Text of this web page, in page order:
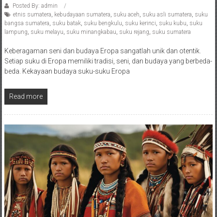
Posted By: admin
etnis sumatera, kebudayaan sumatera, suku aceh, suku asli sumatera, suku
bangsa sumatera, suku batak, suku bengkulu, suku kerinci, suku kubu, suku
lampung, suku melayu, suku minangkabau, suku rejang, suku sumatera
Keberagaman seni dan budaya Eropa sangatlah unik dan otentik.
Setiap suku di Eropa memiliki tradisi, seni, dan budaya yang berbeda-
beda. Kekayaan budaya suku-suku Eropa
Read more